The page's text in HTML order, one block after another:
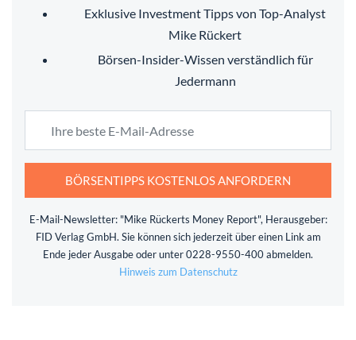
Exklusive Investment Tipps von Top-Analyst
Mike Rückert
Börsen-Insider-Wissen verständlich für
Jedermann
BÖRSENTIPPS KOSTENLOS ANFORDERN
E-Mail-Newsletter: "Mike Rückerts Money Report", Herausgeber:
FID Verlag GmbH. Sie können sich jederzeit über einen Link am
Ende jeder Ausgabe oder unter 0228-9550-400 abmelden.
Hinweis zum Datenschutz